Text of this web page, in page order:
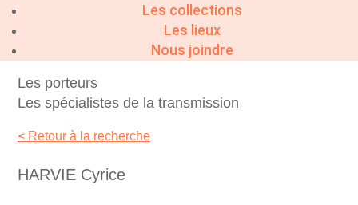
Les collections
Les lieux
Nous joindre
Les porteurs
Les spécialistes de la transmission
< Retour à la recherche
HARVIE Cyrice